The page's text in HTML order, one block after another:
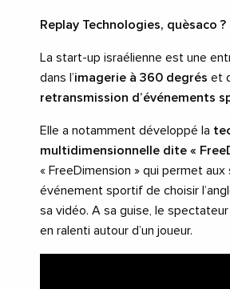
Replay Technologies, quèsaco ?
La start-up israélienne est une
dans l’imagerie à 360 degrés et
retransmission d’événements
Elle a notamment développé la
multidimensionnelle dite «
« FreeDimension » qui permet aux
événement sportif de choisir
sa vidéo. A sa guise, le
en ralenti autour d’un joueur.